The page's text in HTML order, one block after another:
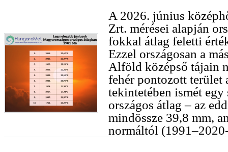
A 2026. június
Zrt. mérései alapján
fokkal átlag feletti
Ezzel országosan a
Alföld középső tájain
fehér pontozott terület
tekintetében ismét
országos átlag – az
mindössze 39,8 mm,
normáltól